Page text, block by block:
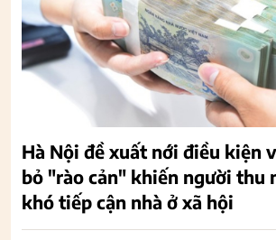
Hà Nội đề xuất nới điều kiện
bỏ "rào cản" khiến người thu
khó tiếp cận nhà ở xã hội